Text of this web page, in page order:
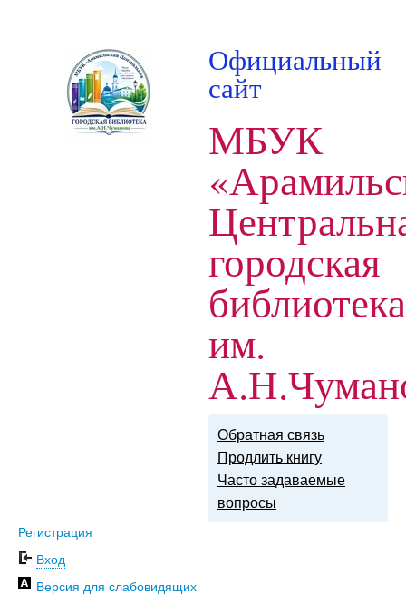
Официальный
сайт
МБУК
городская
библиотека
им.
Обратная связь
Продлить книгу
Часто задаваемые
вопросы
Регистрация
Вход
Версия для слабовидящих